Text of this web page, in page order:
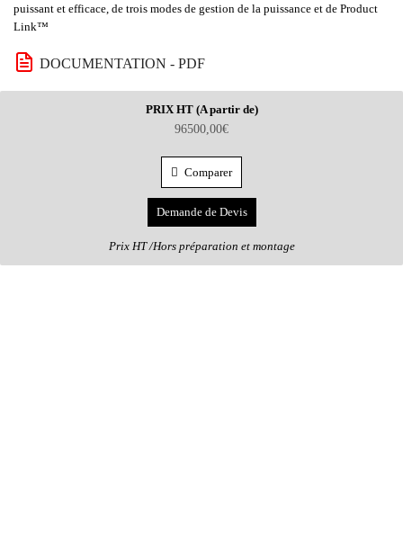
puissant et efficace, de trois modes de gestion de la puissance et de Product
Link™
DOCUMENTATION - PDF
PRIX HT (A partir de)
96500,00€
Comparer
Demande de Devis
Prix HT /Hors préparation et montage